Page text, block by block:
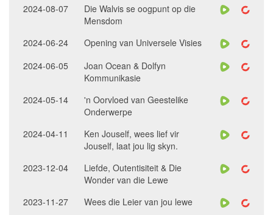
2024-08-07
Die Walvis se oogpunt op die
Mensdom
2024-06-24
Opening van Universele Visies
2024-06-05
Joan Ocean & Dolfyn
Kommunikasie
2024-05-14
'n Oorvloed van Geestelike
Onderwerpe
2024-04-11
Ken Jouself, wees lief vir
Jouself, laat jou lig skyn.
2023-12-04
Liefde, Outentisiteit & Die
Wonder van die Lewe
2023-11-27
Wees die Leier van jou lewe